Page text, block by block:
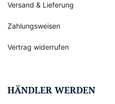
Versand & Lieferung
Zahlungsweisen
Vertrag widerrufen
HÄNDLER WERDEN